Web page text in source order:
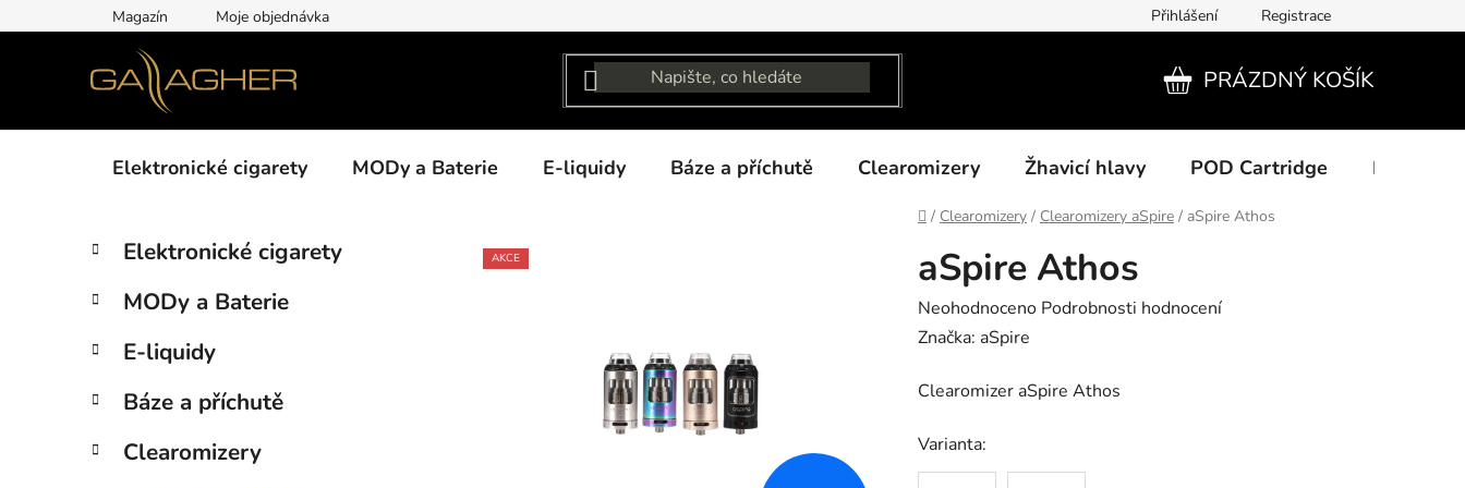
na
Magazín Moje objednávka Přihlášení Registrace
KOŠÍK
PRÁZDNÝ KOŠÍK
Elektronické cigarety MODy a Baterie E-liquidy Báze a příchutě Clearomizery Žhavicí hlavy POD Cartridge
Domů
/ Clearomizery / Clearomizery aSpire / aSpire Athos
P
s
r
n
n
í
Přeskočit
kategorie
K
a
e
o
i
Elektronické cigarety
MODy a Baterie
E-liquidy
Báze a příchutě
Clearomizery
aSpire Athos
Průměrné
hodnocení
je
z
Neohodnoceno Podrobnosti hodnocení
Značka: aSpire
Clearomizer aSpire Athos
Varianta:
AKCE